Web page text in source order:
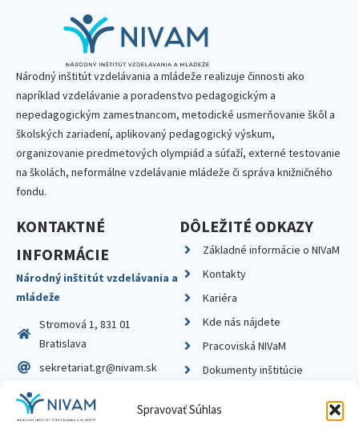
Spravovať Súhlas
Národný inštitút vzdelávania a mládeže realizuje činnosti ako
napríklad vzdelávanie a poradenstvo pedagogickým a
nepedagogickým zamestnancom, metodické usmerňovanie škôl a
školských zariadení, aplikovaný pedagogický výskum,
organizovanie predmetových olympiád a súťaží, externé testovanie
na školách, neformálne vzdelávanie mládeže či správa knižničného
fondu.
KONTAKTNÉ
INFORMÁCIE
Národný inštitút vzdelávania a
mládeže
Stromová 1, 831 01
Bratislava
sekretariat.gr@nivam.sk
IČO: 00164348
DIČ: 2020798714
DÔLEŽITÉ ODKAZY
Základné informácie o NIVaM
Kontakty
Kariéra
Kde nás nájdete
Pracoviská NIVaM
Dokumenty inštitúcie